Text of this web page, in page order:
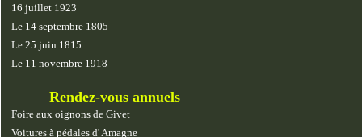
16 juillet 1923
Le 14 septembre 1805
Le 25 juin 1815
Le 11 novembre 1918
Rendez-vous annuels
Foire aux oignons de Givet
Voitures à pédales d' Amagne